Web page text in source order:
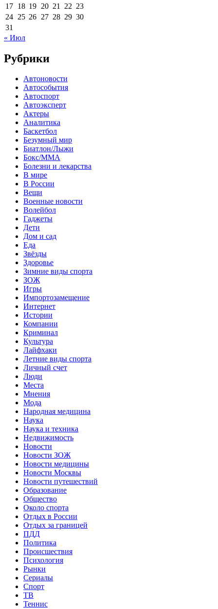
17 18 19 20 21 22 23
24 25 26 27 28 29 30
31
« Июл
Рубрики
Автоновости
Автособытия
Автоспорт
Автоэксперт
Актеры
Аналитика
Баскетбол
Безумный мир
Биатлон/Лыжи
Бокс/MMA
Болезни и лекарства
В мире
В России
Вещи
Военные новости
Волейбол
Гаджеты
Дети
Дом и сад
Еда
Звёзды
Здоровье
Зимние виды спорта
ЗОЖ
Игры
Импортозамещение
Интернет
Истории
Компании
Криминал
Культура
Лайфхаки
Летние виды спорта
Личный счет
Люди
Места
Мнения
Мода
Народная медицина
Наука
Наука и техника
Недвижимость
Новости
Новости ЗОЖ
Новости медицины
Новости Москвы
Новости путешествий
Образование
Общество
Около спорта
Отдых в России
Отдых за границей
ПДД
Политика
Происшествия
Психология
Рынки
Сериалы
Спорт
ТВ
Теннис